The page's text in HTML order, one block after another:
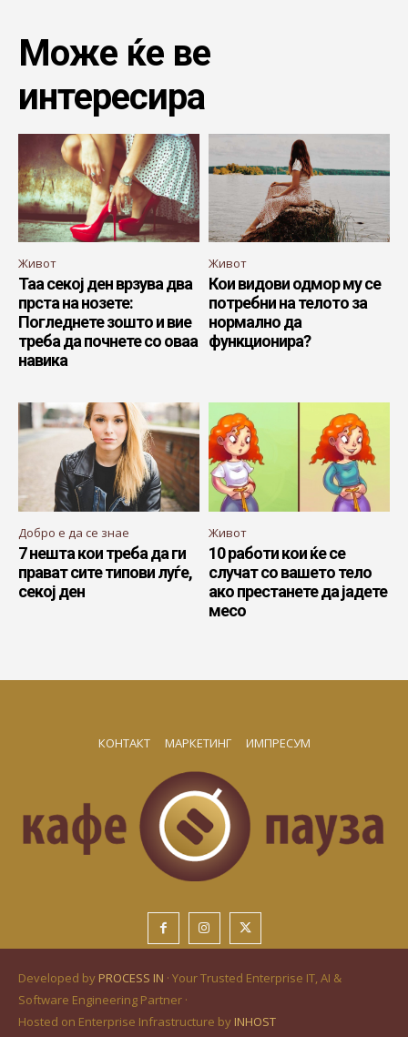
Може ќе ве
интересира
Живот
Таа секој ден врзува два
прста на нозете:
Погледнете зошто и вие
треба да почнете со оваа
навика
Живот
Кои видови одмор му се
потребни на телото за
нормално да
функционира?
Добро е да се знае
7 нешта кои треба да ги
прават сите типови луѓе,
секој ден
Живот
10 работи кои ќе се
случат со вашето тело
ако престанете да јадете
месо
КОНТАКТ МАРКЕТИНГ ИМПРЕСУМ
Developed by PROCESS IN · Your Trusted Enterprise IT, AI &
Software Engineering Partner ·
Hosted on Enterprise Infrastructure by INHOST